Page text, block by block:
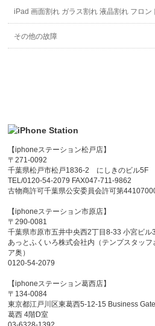
iPad 画面割れ ガラス割れ 液晶割れ フロン
その他の故障
【iphoneステーション松戸店】
〒271-0092
千葉県松戸市松戸1836-2 にしきのビル5F
TEL/0120-54-2079 FAX047-711-9862
古物商許可千葉県公安委員会許可第
【iphoneステーション市原店】
〒290-0081
千葉県市原市五井中央西2丁目8-33 小宮ビル
あっとふくいろ株式会社内（テンプスタッフ
ア奥）
0120-54-2079
【iphoneステーション葛西店】
〒134-0084
東京都江戸川区東葛西5-12-15 Business Gate
葛西 4階D室